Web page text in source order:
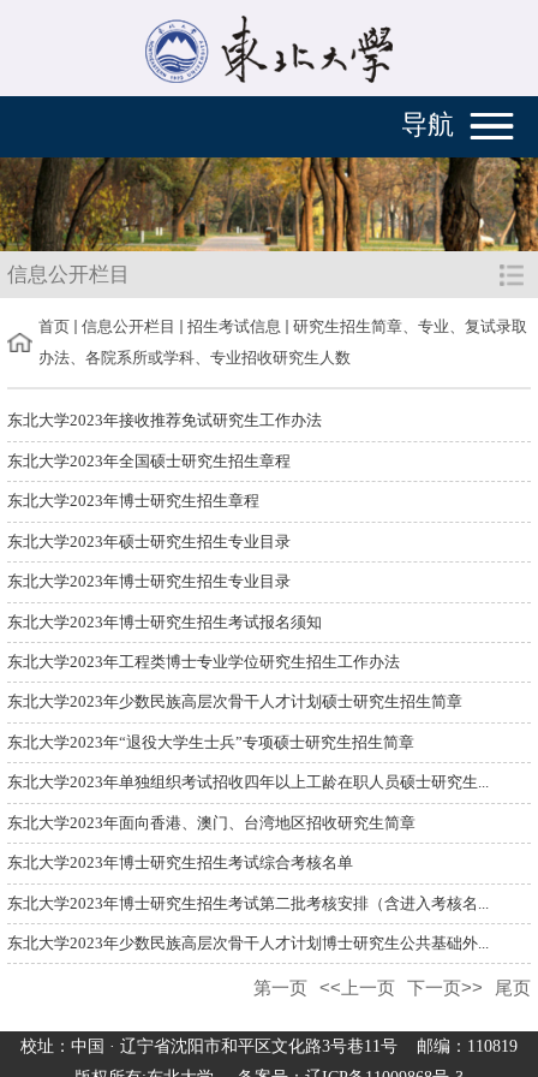
导航
信息公开栏目
首页 信息公开栏目 招生考试信息
研究生招生简章、专业、复试录取
办法、各院系所或学科、专业招收研究生人数
东北大学2023年接收推荐免试研究生工作办法
东北大学2023年全国硕士研究生招生章程
东北大学2023年博士研究生招生章程
东北大学2023年硕士研究生招生专业目录
东北大学2023年博士研究生招生专业目录
东北大学2023年博士研究生招生考试报名须知
东北大学2023年工程类博士专业学位研究生招生工作办法
东北大学2023年少数民族高层次骨干人才计划硕士研究生招生简章
东北大学2023年“退役大学生士兵”专项硕士研究生招生简章
东北大学2023年单独组织考试招收四年以上工龄在职人员硕士研究生...
东北大学2023年面向香港、澳门、台湾地区招收研究生简章
东北大学2023年博士研究生招生考试综合考核名单
东北大学2023年博士研究生招生考试第二批考核安排（含进入考核名...
东北大学2023年少数民族高层次骨干人才计划博士研究生公共基础外...
第一页 <<上一页 下一页>> 尾页
校址：中国 · 辽宁省沈阳市和平区文化路3号巷11号 邮编：110819